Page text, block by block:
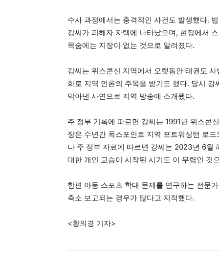
수사 과정에서는 충격적인 사건도 발생했다.
강씨가 피해자 자택에 나타났으며, 현장에서
목숨에는 지장이 없는 것으로 알려졌다.
강씨는 위스콘신 지역에서 오랫동안 태권도
화로 지역 언론의 주목을 받기도 했다. 당시
막아낸 사연으로 지역 방송에 소개됐다.
주 정부 기록에 따르면 강씨는 1991년 위스콘
장은 수년간 폭스포인트 지역 포트워싱턴 로
나 주 정부 자료에 따르면 강씨는 2023년 6월
대한 개인 교습이 시작된 시기도 이 무렵인 것
한편 아동 스포츠 학대 문제를 연구하는 전문
축소 보고되는 경우가 많다고 지적했다.
<황의경 기자>